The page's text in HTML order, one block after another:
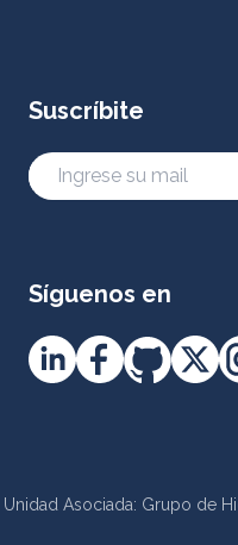
Suscríbite
Síguenos en
Asociada: Grupo de